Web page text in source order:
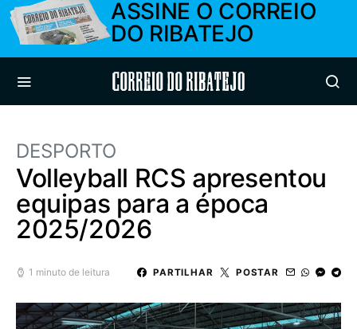
ASSINE O CORREIO
DO RIBATEJO
Correio do Ribatejo
DESPORTO
Volleyball RCS apresentou
equipas para a época
2025/2026
1 minuto de leitura PARTILHAR POSTAR